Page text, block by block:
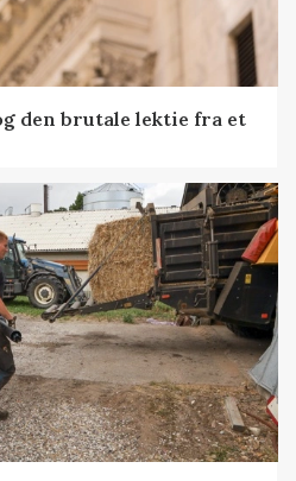
den brutale lektie fra et